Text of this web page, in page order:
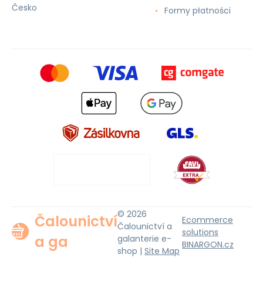
Česko
Formy płatności
Čalounictví
a ga
© 2026
Čalounictví a
galanterie e-
shop | Site Map
Ecommerce
solutions
BINARGON.cz